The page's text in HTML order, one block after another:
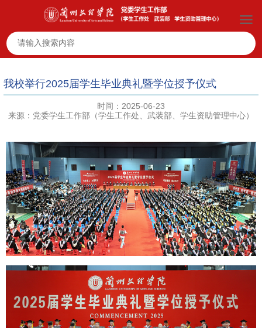
我校举行2025届学生毕业典礼暨学位授予仪式
时间：2025-06-23
来源：党委学生工作部（学生工作处、武装部、学生资助管理中心）